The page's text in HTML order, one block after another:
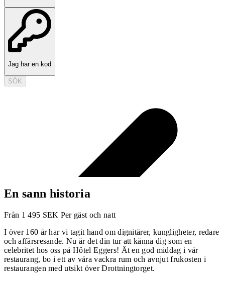
Jag har en kod
SÖK
En sann historia
Från 1 495 SEK Per gäst och natt
I över 160 år har vi tagit hand om dignitärer, kungligheter, redare
och affärsresande. Nu är det din tur att känna dig som en
celebritet hos oss på Hôtel Eggers! Ät en god middag i vår
restaurang, bo i ett av våra vackra rum och avnjut frukosten i
restaurangen med utsikt över Drottningtorget.